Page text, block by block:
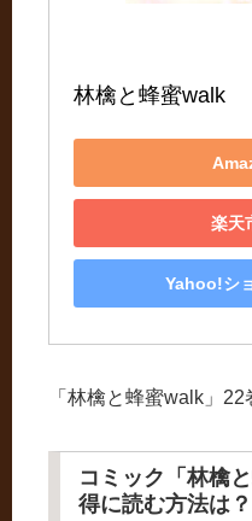
林檎と蜂蜜walk
楽天
Yahoo!シ
「林檎と蜂蜜walk」22
コミック「林檎
得に読む方法は？